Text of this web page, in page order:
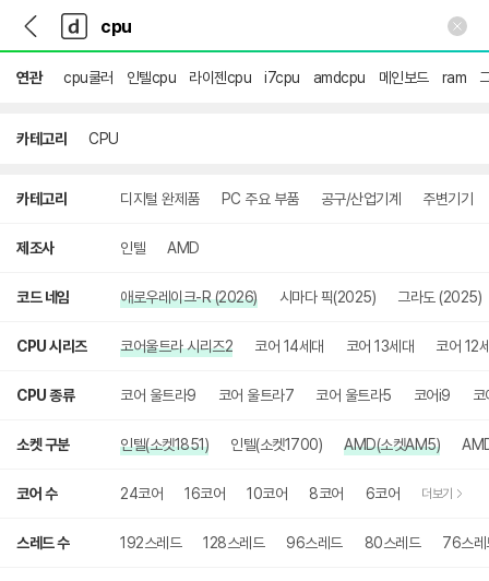
나
와
가
기
다
와
인
연관 cpu쿨러 인텔cpu 라이젠cpu i7cpu amdcpu 메인보드 ram
카테고리 CPU
카테고리 디지털 완제품 PC 주요 부품 공구/산업기계 주변기기
제조사 인텔 AMD
코드 네임 애로우레이크-R (2026) 시마다 픽(2025) 그라도 (2025)
CPU 시리즈 코어울트라 시리즈2 코어 14세대 코어 13세대 코어 12
CPU 종류 코어 울트라9 코어 울트라7 코어 울트라5 코어i9
소켓 구분 인텔(소켓1851) 인텔(소켓1700) AMD(소켓AM5)
코어 수 24코어 16코어 10코어 8코어 6코어 더보기
스레드 수 192스레드 128스레드 96스레드 80스레드 76스레